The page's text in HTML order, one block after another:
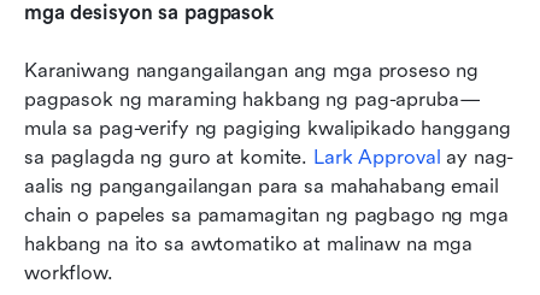
mga desisyon sa pagpasok
Karaniwang nangangailangan ang mga proseso ng
pagpasok ng maraming hakbang ng pag-apruba—
mula sa pag-verify ng pagiging kwalipikado hanggang
sa paglagda ng guro at komite. Lark Approval ay nag-
aalis ng pangangailangan para sa mahahabang email
chain o papeles sa pamamagitan ng pagbago ng mga
hakbang na ito sa awtomatiko at malinaw na mga
workflow.